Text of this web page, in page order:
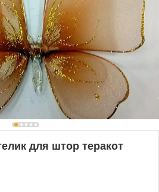
для штор теракот